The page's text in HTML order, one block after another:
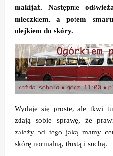
makijaż. Następnie
mleczkiem, a potem
olejkiem do skóry.
Wydaje się proste, ale tkwi
zdają sobie sprawę, że
zależy od tego jaką mamy
skórę normalną, tłustą i suchą.